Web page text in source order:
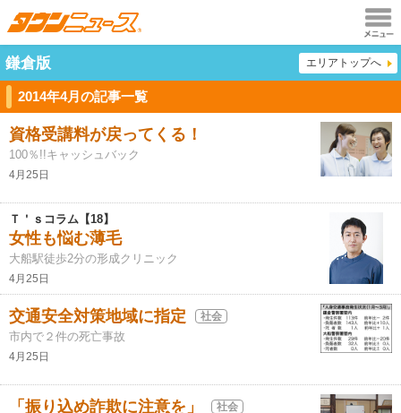
メニュ
ー
鎌倉版 エリアトップへ
2014年4月の記事一覧
資格受講料が戻ってくる！
100％!!キャッシュバック
4月25日
Ｔ＇ｓコラム【18】
女性も悩む薄毛
大船駅徒歩2分の形成クリニック
4月25日
交通安全対策地域に指定 社会
市内で２件の死亡事故
4月25日
「振り込め詐欺に注意を」 社会